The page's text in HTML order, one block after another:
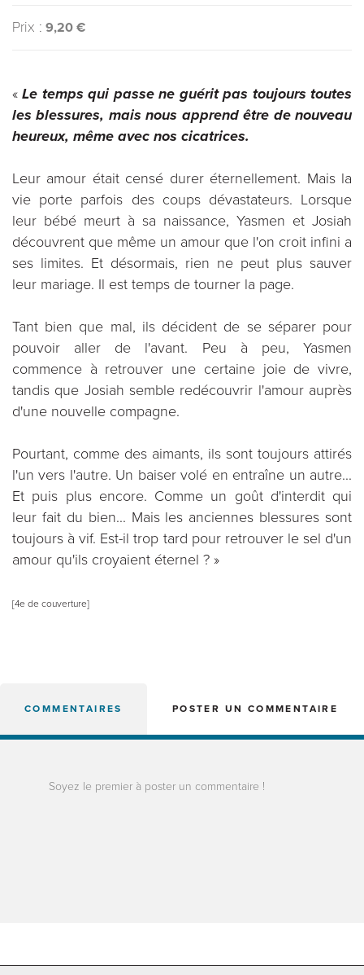
Prix : 9,20 €
«Le temps qui passe ne guérit pas toujours toutes
les blessures, mais nous apprend être de nouveau
heureux, même avec nos cicatrices.
Leur amour était censé durer éternellement. Mais la
vie porte parfois des coups dévastateurs. Lorsque
leur bébé meurt à sa naissance, Yasmen et Josiah
découvrent que même un amour que l'on croit infini a
ses limites. Et désormais, rien ne peut plus sauver
leur mariage. Il est temps de tourner la page.
Tant bien que mal, ils décident de se séparer pour
pouvoir aller de l'avant. Peu à peu, Yasmen
commence à retrouver une certaine joie de vivre,
tandis que Josiah semble redécouvrir l'amour auprès
d'une nouvelle compagne.
Pourtant, comme des aimants, ils sont toujours attirés
l'un vers l'autre. Un baiser volé en entraîne un autre...
Et puis plus encore. Comme un goût d'interdit qui
leur fait du bien... Mais les anciennes blessures sont
toujours à vif. Est-il trop tard pour retrouver le sel d'un
amour qu'ils croyaient éternel ? »
[4e de couverture]
COMMENTAIRES POSTER UN COMMENTAIRE
Soyez le premier à poster un commentaire !